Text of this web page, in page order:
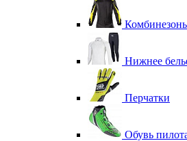
Нижнее
Перчатки
Обувь